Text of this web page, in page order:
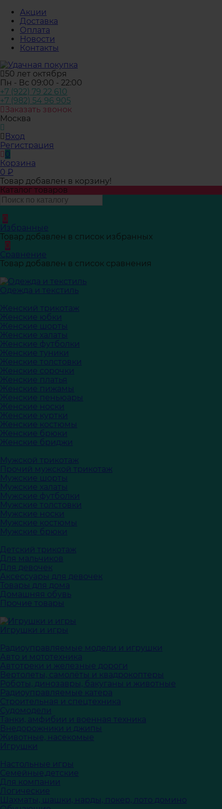
Акции
Доставка
Оплата
Новости
Контакты
50 лет октября
Пн - Вс 09:00 - 22:00
+7 (922) 79 22 610
+7 (982) 54 96 905
Заказать звонок
Москва
Вход
Регистрация
0
Корзина
0 ₽
Товар добавлен в корзину!
Каталог товаров
0
Избранные
Товар добавлен в список избранных
0
Сравнение
Товар добавлен в список сравнения
Одежда и текстиль
Женский трикотаж
Женские юбки
Женские шорты
Женские халаты
Женские футболки
Женские туники
Женские толстовки
Женские сорочки
Женские платья
Женские пижамы
Женские пеньюары
Женские носки
Женские куртки
Женские костюмы
Женские брюки
Женские бриджи
Мужской трикотаж
Прочий мужской трикотаж
Мужские шорты
Мужские халаты
Мужские футболки
Мужские толстовки
Мужские носки
Мужские костюмы
Мужские брюки
Детский трикотаж
Для мальчиков
Для девочек
Аксессуары для девочек
Товары для дома
Домашняя обувь
Прочие товары
Игрушки и игры
Радиоуправляемые модели и игрушки
Авто и мототехника
Автотреки и железные дороги
Вертолеты, самолёты и квадрокоптеры
Роботы, динозавры, бакуганы и животные
Радиоуправляемые катера
Строительная и спецтехника
Судомодели
Танки, амфибии и военная техника
Внедорожники и джипы
Животные, насекомые
Игрушки
Настольные игры
Семейные,детские
Для компании
Логические
Шахматы, шашки, нарды, покер, лото домино